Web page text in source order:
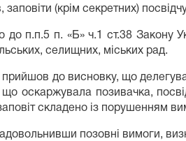
заповіти (крім секретних)
до п.п.5 п. «Б» ч.1 ст.38 Закону
селищних, міських рад.
до висновку, що
що оскаржувала позивачка,
складено із порушенням
позовні вимоги,